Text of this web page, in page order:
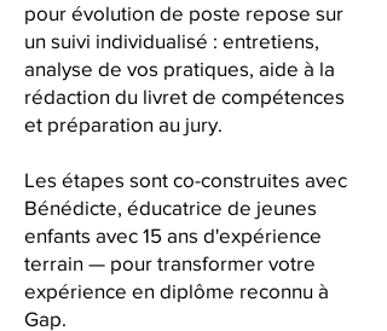
pour évolution de poste repose sur
un suivi individualisé : entretiens,
analyse de vos pratiques, aide à la
rédaction du livret de compétences
et préparation au jury.
Les étapes sont co-construites avec
Bénédicte, éducatrice de jeunes
enfants avec 15 ans d'expérience
terrain — pour transformer votre
expérience en diplôme reconnu à
Gap.